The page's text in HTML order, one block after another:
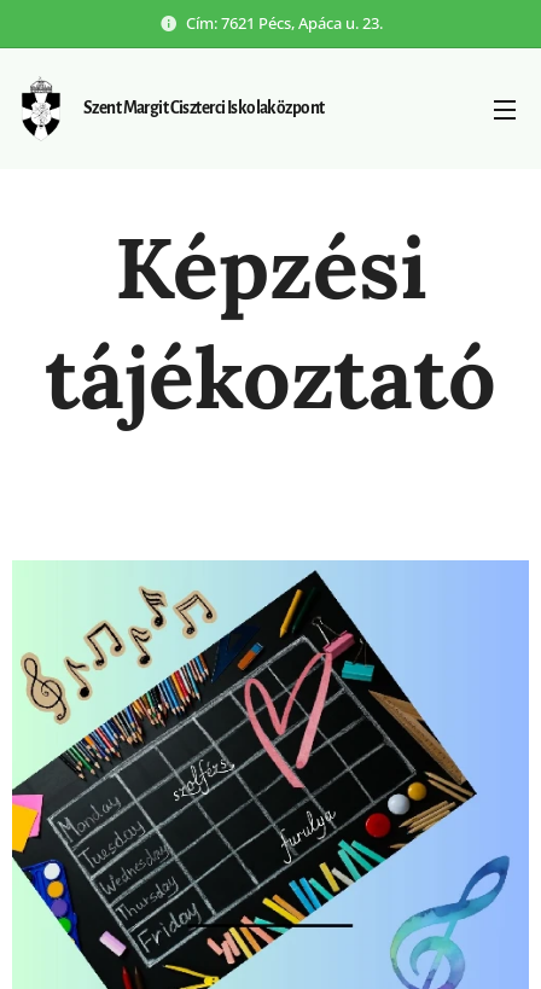
Cím: 7621 Pécs, Apáca u. 23.
Szent Margit Ciszterci Iskolaközpont
Képzési
tájékoztató